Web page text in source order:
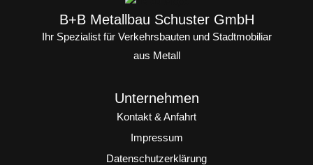
B+B Metallbau Schuster GmbH
Ihr Spezialist für Verkehrsbauten und Stadtmobiliar
aus Metall
Unternehmen
Kontakt & Anfahrt
Impressum
Datenschutzerklärung